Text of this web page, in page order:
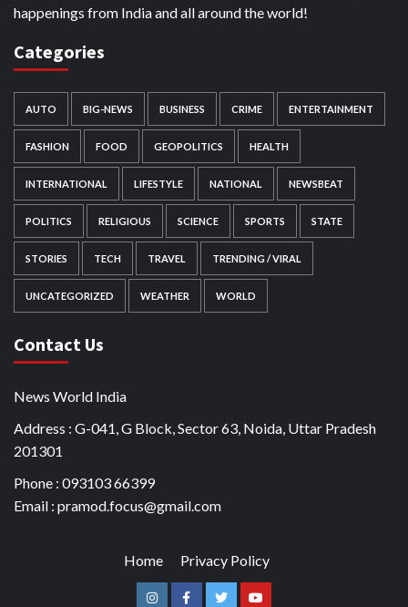
happenings from India and all around the world!
Categories
AUTO BIG-NEWS BUSINESS CRIME ENTERTAINMENT
FASHION FOOD GEOPOLITICS HEALTH
INTERNATIONAL LIFESTYLE NATIONAL NEWSBEAT
POLITICS RELIGIOUS SCIENCE SPORTS STATE
STORIES TECH TRAVEL TRENDING / VIRAL
UNCATEGORIZED WEATHER WORLD
Contact Us
News World India
Address : G-041, G Block, Sector 63, Noida, Uttar Pradesh
201301
Phone : 093103 66399
Email : pramod.focus@gmail.com
Home Privacy Policy